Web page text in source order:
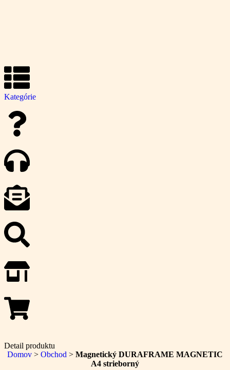
Kategórie
Detail produktu
Domov > Obchod > Magnetický DURAFRAME MAGNETIC
A4 strieborný